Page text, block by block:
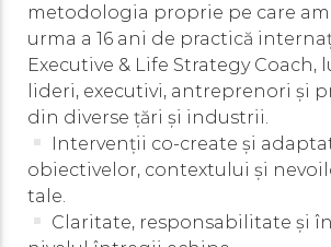
metodologia proprie pe care
urma a 16 ani de practică
Executive & Life Strategy Coach,
lideri, executivi, antreprenori și
din diverse țări și industrii.
Intervenții co-create și
obiectivelor, contextului și
tale.
Claritate, responsabilitate și